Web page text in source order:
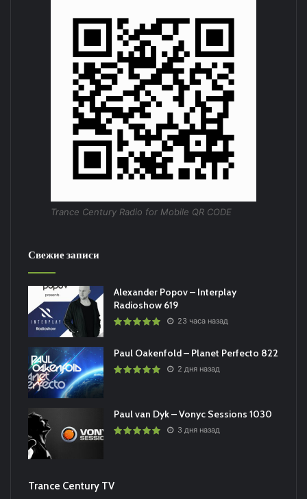
Trance Century Radio for Mobile QR CODE
Свежие записи
Alexander Popov – Interplay
Radioshow 619
23 часа назад
Paul Oakenfold – Planet Perfecto 822
2 дня назад
Paul van Dyk – Vonyc Sessions 1030
3 дня назад
Trance Century TV